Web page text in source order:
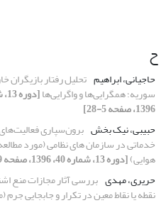
ح
حاجیانی، ابراهیم تحلیل رفتار بازیگران
سوریه؛ همگرایی‌ها و واگرایی‌ها
1396، صفحه 5-28]
حبیبی، نیک بخش برون‌سپاری
خدماتی در سازمان های نظامی (مورد
هوایی)[دوره 13، شماره 40، 1396، صفحه 29-51]
حریری، مهدی بررسی آثار مجازات منع
نقطه یا نقاط معین در تکرار و جابجایی جرم